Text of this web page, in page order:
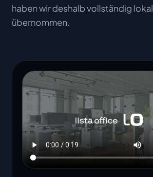
haben wir deshalb vollständig lokal
übernommen.